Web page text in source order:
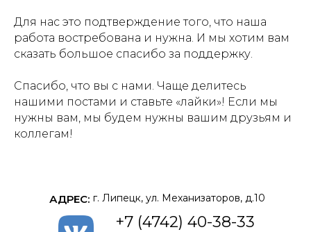
Для нас это подтверждение того, что наша
работа востребована и нужна. И мы хотим вам
сказать большое спасибо за поддержку.
Спасибо, что вы с нами. Чаще делитесь
нашими постами и ставьте «лайки»! Если мы
нужны вам, мы будем нужны вашим друзьям и
коллегам!
+7 (4742) 40-38-33
г. Липецк, ул. Механизаторов, д.10
АДРЕС: